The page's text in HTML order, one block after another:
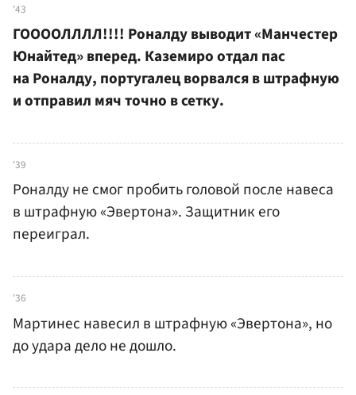
'43
ГООООЛЛЛЛ!!!! Роналду выводит «Манчестер
Юнайтед» вперед. Каземиро отдал пас
на Роналду, португалец ворвался в штрафную
и отправил мяч точно в сетку.
'39
Роналду не смог пробить головой после навеса
в штрафную «Эвертона». Защитник его
переиграл.
'36
Мартинес навесил в штрафную «Эвертона», но
до удара дело не дошло.